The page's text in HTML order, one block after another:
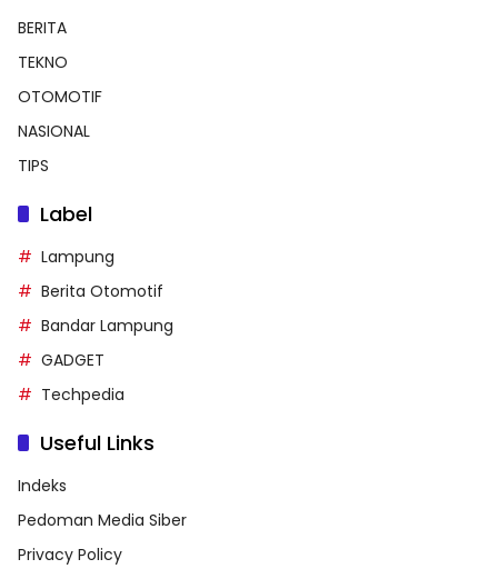
BERITA
TEKNO
OTOMOTIF
NASIONAL
TIPS
Label
Lampung
Berita Otomotif
Bandar Lampung
GADGET
Techpedia
Useful Links
Indeks
Pedoman Media Siber
Privacy Policy